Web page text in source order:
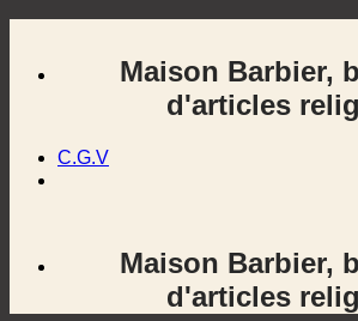
contenu
Maison Barbier,
d'articles
C.G.V
Maison Barbier,
d'articles